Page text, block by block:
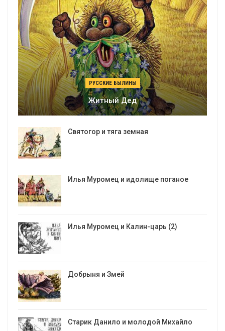
РУССКИЕ БЫЛИНЫ
Житный Дед
Святогор и тяга земная
Илья Муромец и идолище поганое
Илья Муромец и Калин-царь (2)
Добрыня и Змей
Старик Данило и молодой Михайло